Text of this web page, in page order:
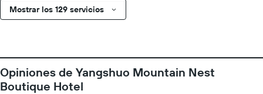
Mostrar los 129 servicios
Opiniones de Yangshuo Mountain Nest
Boutique Hotel